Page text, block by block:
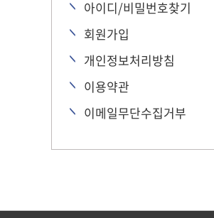
아이디/비밀번호찾기
회원가입
개인정보처리방침
이용약관
이메일무단수집거부